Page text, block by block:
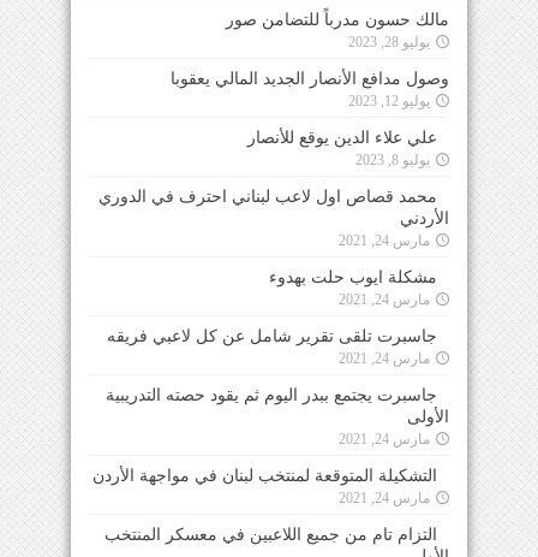
مالك حسون مدرباً للتضامن صور
يوليو 28, 2023
وصول مدافع الأنصار الجديد المالي يعقوبا
يوليو 12, 2023
علي علاء الدين يوقع للأنصار
يوليو 8, 2023
محمد قصاص اول لاعب لبناني احترف في الدوري
الأردني
مارس 24, 2021
مشكلة ايوب حلت بهدوء
مارس 24, 2021
جاسبرت تلقى تقرير شامل عن كل لاعبي فريقه
مارس 24, 2021
جاسبرت يجتمع ببدر اليوم ثم يقود حصته التدريبية
الأولى
مارس 24, 2021
التشكيلة المتوقعة لمنتخب لبنان في مواجهة الأردن
مارس 24, 2021
التزام تام من جميع اللاعبين في معسكر المنتخب